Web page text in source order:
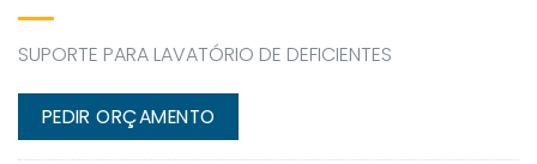
SUPORTE PARA LAVATÓRIO DE DEFICIENTES
PEDIR ORÇAMENTO